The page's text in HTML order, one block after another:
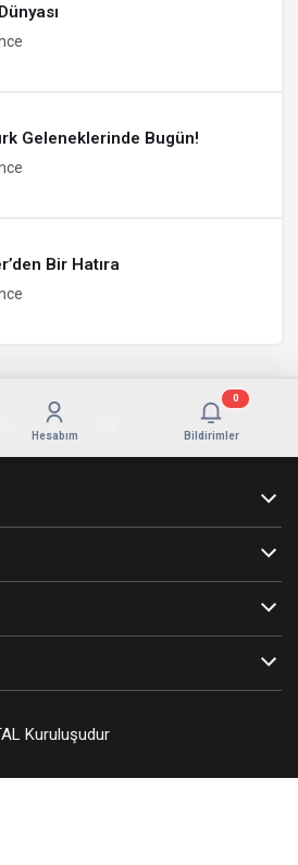
Geleneklerinde Bugün!
Bir Hatıra
Hesabım Bildirimler
0
Kuruluşudur